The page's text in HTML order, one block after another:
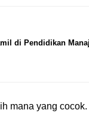
di Pendidikan
mana yang